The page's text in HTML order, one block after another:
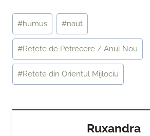
Post
Tags:
#humus #naut
#Rețete de Petrecere / Anul Nou
#Retete din Orientul Mijlociu
Ruxandra